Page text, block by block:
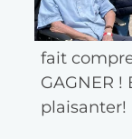
Anne-
Résidence
fait
GAGNER !
plaisanter!